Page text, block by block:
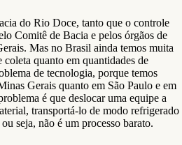
do Rio Doce, tanto que o controle
Comitê de Bacia e pelos órgãos de
Mas no Brasil ainda temos muita
quanto em quantidades de
de tecnologia, porque temos
Gerais quanto em São Paulo e em
é que deslocar uma equipe a
transportá-lo de modo refrigerado
seja, não é um processo barato.